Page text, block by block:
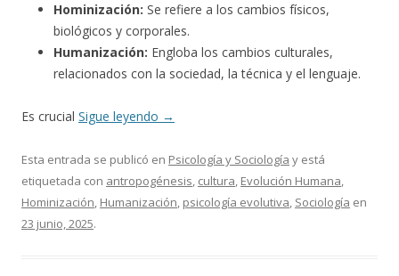
Hominización: Se refiere a los cambios físicos,
biológicos y corporales.
Humanización: Engloba los cambios culturales,
relacionados con la sociedad, la técnica y el lenguaje.
Es crucial Sigue leyendo →
Esta entrada se publicó en Psicología y Sociología y está
etiquetada con antropogénesis, cultura, Evolución Humana,
Hominización, Humanización, psicología evolutiva, Sociología en
23 junio, 2025.